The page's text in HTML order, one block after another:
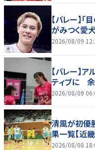
【バレー】
がみつく愛
2026/08/09
【バレー】
ティブに
2026/08/09
清風が初優
果一覧【近
2026/08/08